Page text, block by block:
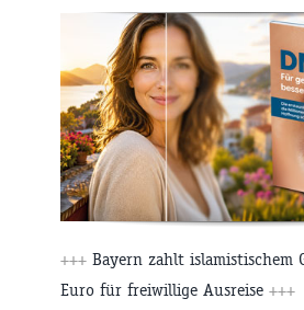
+++ Bayern zahlt islamistischem
Euro für freiwillige Ausreise +++